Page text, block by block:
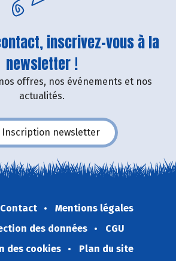
inscrivez-vous à la
newsletter !
offres, nos événements et nos
actualités.
Inscription newsletter
Contact
Mentions légales
des données
CGU
des cookies
Plan du site